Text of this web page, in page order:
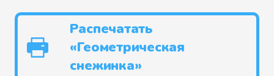
Распечатать
«Геометрическая
снежинка»